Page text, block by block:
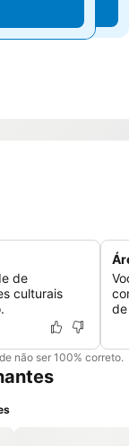
de
culturais
não ser 100% correto.